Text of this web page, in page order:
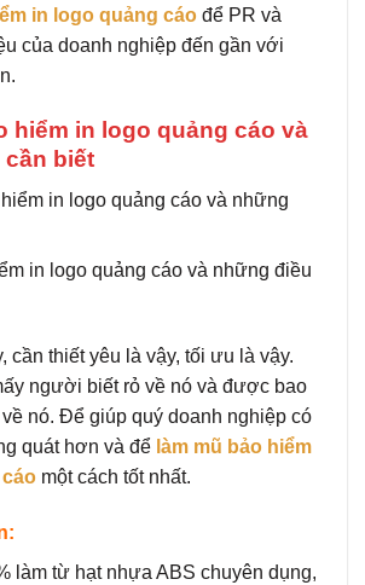
in logo quảng cáo để PR và
của doanh nghiệp đến gần với
hiểm in logo quảng cáo và
biết
in logo quảng cáo và những điều
cần thiết yêu là vậy, tối ưu là vậy.
người biết rỏ về nó và được bao
nó. Để giúp quý doanh nghiệp có
quát hơn và để làm mũ bảo hiểm
một cách tốt nhất.
làm từ hạt nhựa ABS chuyên dụng,